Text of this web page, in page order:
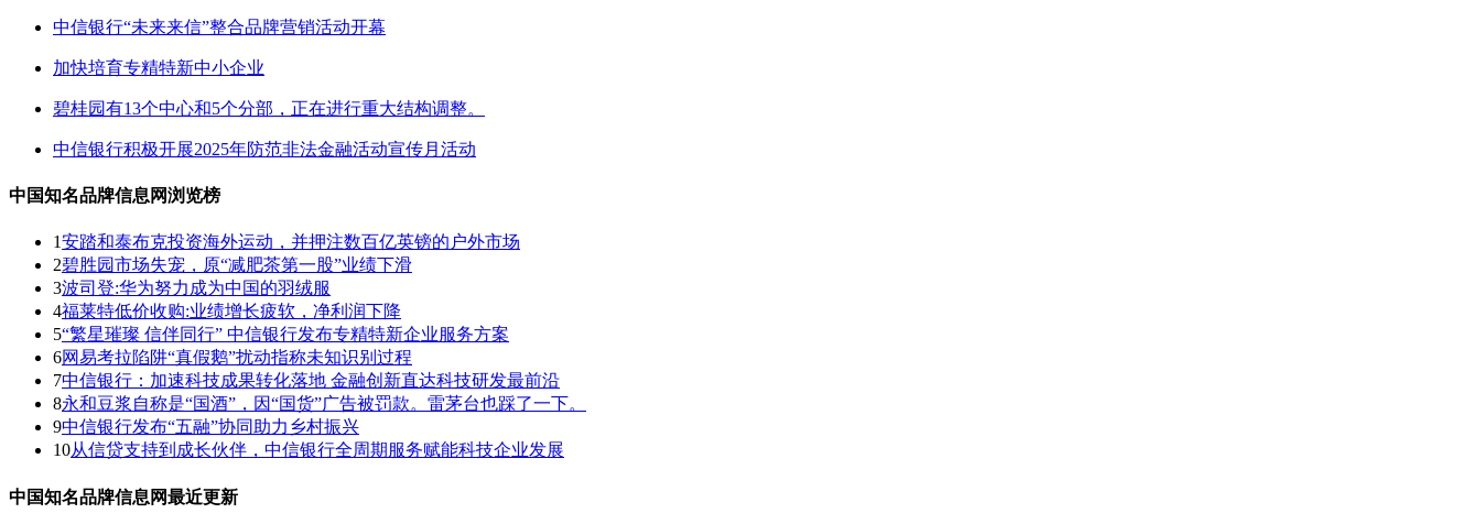
中信银行“未来来信”整合品牌营销活动开幕
加快培育专精特新中小企业
碧桂园有13个中心和5个分部，正在进行重大结构调整。
中信银行积极开展2025年防范非法金融活动宣传月活动
中国知名品牌信息网浏览榜
1安踏和泰布克投资海外运动，并押注数百亿英镑的户外市场
2碧胜园市场失宠，原“减肥茶第一股”业绩下滑
3波司登:华为努力成为中国的羽绒服
4福莱特低价收购:业绩增长疲软，净利润下降
5“繁星璀璨 信伴同行” 中信银行发布专精特新企业服务方案
6网易考拉陷阱“真假鹅”扰动指称未知识别过程
7中信银行：加速科技成果转化落地 金融创新直达科技研发最前沿
8永和豆浆自称是“国酒”，因“国货”广告被罚款。雷茅台也踩了一下。
9中信银行发布“五融”协同助力乡村振兴
10从信贷支持到成长伙伴，中信银行全周期服务赋能科技企业发展
中国知名品牌信息网最近更新